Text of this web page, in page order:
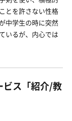
とを許さない性格
中学生の時に突然
いるが、内心では
ビス「紹介/教